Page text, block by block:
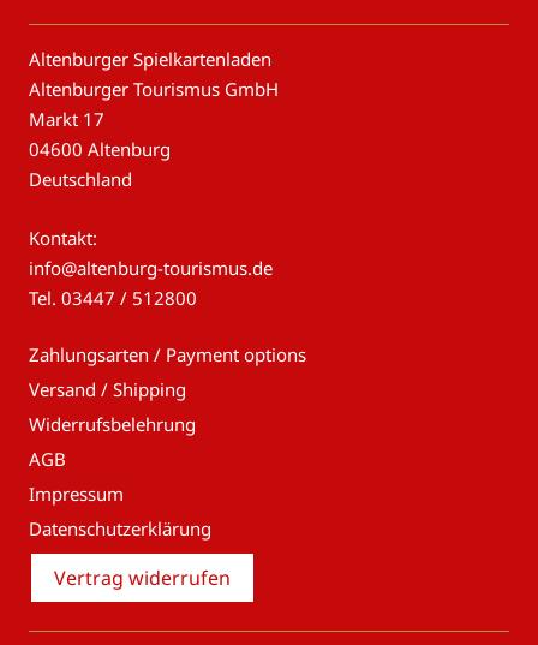
Altenburger Spielkartenladen
Altenburger Tourismus GmbH
Markt 17
04600 Altenburg
Deutschland
Kontakt:
info@altenburg-tourismus.de
Tel. 03447 / 512800
Zahlungsarten / Payment options
Versand / Shipping
Widerrufsbelehrung
AGB
Impressum
Datenschutzerklärung
Vertrag widerrufen